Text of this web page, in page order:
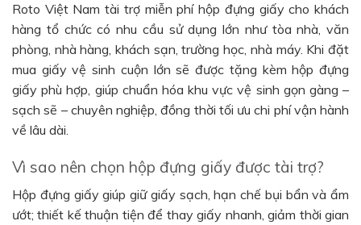
Roto Việt Nam tài trợ miễn phí hộp đựng giấy cho khách
hàng tổ chức có nhu cầu sử dụng lớn như tòa nhà, văn
phòng, nhà hàng, khách sạn, trường học, nhà máy. Khi đặt
mua giấy vệ sinh cuộn lớn sẽ được tặng kèm hộp đựng
giấy phù hợp, giúp chuẩn hóa khu vực vệ sinh gọn gàng –
sạch sẽ – chuyên nghiệp, đồng thời tối ưu chi phí vận hành
về lâu dài.
Vì sao nên chọn hộp đựng giấy được tài trợ?
Hộp đựng giấy giúp giữ giấy sạch, hạn chế bụi bẩn và ẩm
ướt; thiết kế thuận tiện để thay giấy nhanh, giảm thời gian